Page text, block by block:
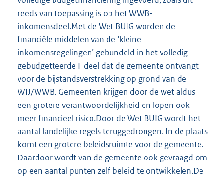
reeds van toepassing is op het WWB-
inkomensdeel.Met de Wet BUIG worden de
financiële middelen van de ‘kleine
inkomensregelingen’ gebundeld in het volledig
gebudgetteerde I-deel dat de gemeente ontvangt
voor de bijstandsverstrekking op grond van de
WIJ/WWB. Gemeenten krijgen door de wet aldus
een grotere verantwoordelijkheid en lopen ook
meer financieel risico.Door de Wet BUIG wordt het
aantal landelijke regels teruggedrongen. In de plaats
komt een grotere beleidsruimte voor de gemeente.
Daardoor wordt van de gemeente ook gevraagd om
op een aantal punten zelf beleid te ontwikkelen.De